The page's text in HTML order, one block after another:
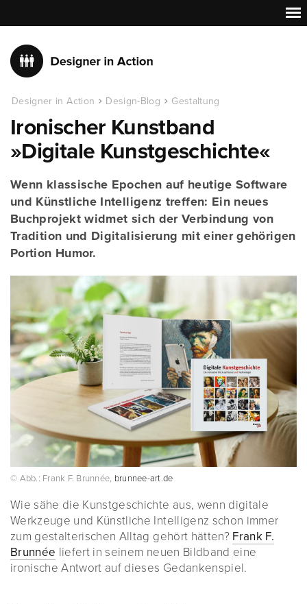
Designer in Action Design-Blog Gestaltung
Ironischer Kunstband
»Digitale Kunstgeschichte«
Wenn klassische Epochen auf heutige Software
und Künstliche Intelligenz treffen: Ein neues
Buchprojekt widmet sich der Verbindung von
Tradition und Digitalisierung mit einer gehörigen
Portion Humor.
© Abb.: Frank F. Brunnée, brunnee-art.de
Wie sähe die Kunstgeschichte aus, wenn digitale
Werkzeuge und Künstliche Intelligenz schon immer
zum gestalterischen Alltag gehört hätten? Frank F.
Brunnée liefert in seinem neuen Bildband eine
ironische Antwort auf dieses Gedankenspiel.